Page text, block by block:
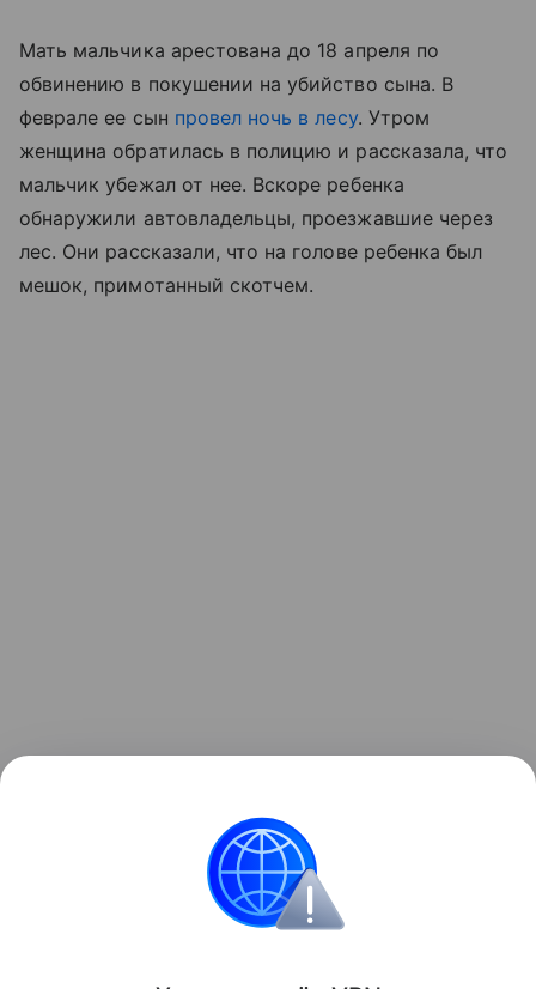
Мать мальчика арестована до 18 апреля по
обвинению в покушении на убийство сына. В
феврале ее сын провел ночь в лесу. Утром
женщина обратилась в полицию и рассказала, что
мальчик убежал от нее. Вскоре ребенка
обнаружили автовладельцы, проезжавшие через
лес. Они рассказали, что на голове ребенка был
мешок, примотанный скотчем.
Устала быть мамой
происшествия